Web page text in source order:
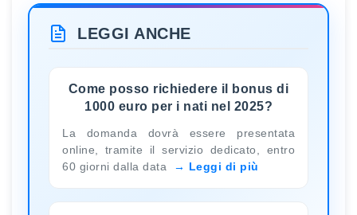
LEGGI ANCHE
Come posso richiedere il bonus di
1000 euro per i nati nel 2025?
La domanda dovrà essere presentata
online, tramite il servizio dedicato, entro
60 giorni dalla data
Leggi di più